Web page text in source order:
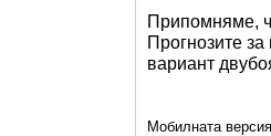
Припомняме,
Прогнозите
вариант
Мобилната